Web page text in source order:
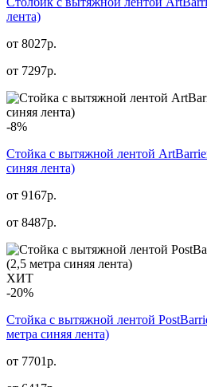
лента)
от 8027р.
от 7297р.
-8%
Стойка с вытяжной лентой
синяя лента)
от 9167р.
от 8487р.
ХИТ
-20%
Стойка с вытяжной лентой
метра синяя лента)
от 7701р.